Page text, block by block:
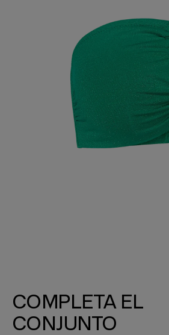
COMPLETA EL
CONJUNTO